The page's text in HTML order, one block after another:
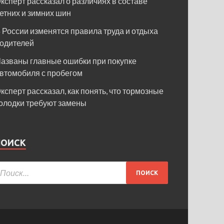
и зимних шин
России изменятся правила труда и отдыха
главные ошибки при покупке
с пробегом
рассказал, как понять, что тормозные
требуют замены